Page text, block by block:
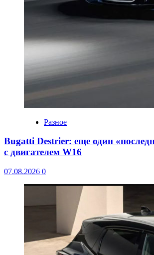
Разное
Bugatti Destrier: еще один
с двигателем W16
07.08.2026 0